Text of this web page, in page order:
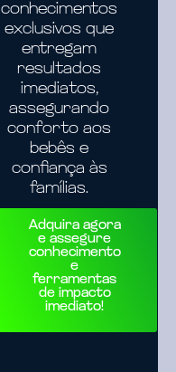
conhecimentos
exclusivos que
entregam
resultados
imediatos,
assegurando
conforto aos
bebês e
confiança às
famílias.
Adquira agora
e assegure
conhecimento
e
ferramentas
de impacto
imediato!